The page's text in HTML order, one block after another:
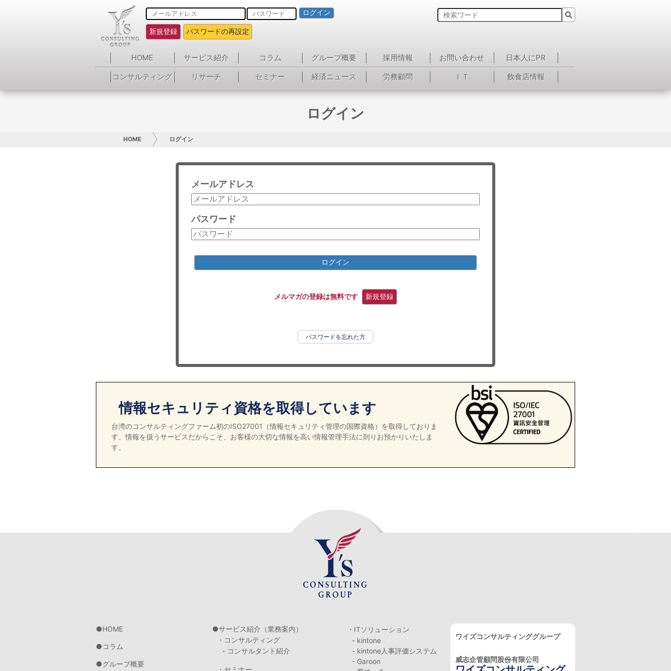
ログイン
新規登録 パスワードの再設定
HOME サービス紹介 コラム グループ概要 採用情報 お問い合わせ
日本人にPR
コンサルティング
リサーチ セミナー 経済ニュース 労務顧問 ＩＴ 飲食店情報
ログイン
HOME ログイン
メールアドレス
パスワード
ログイン
メルマガの登録は無料です 新規登録
パスワードを忘れた方
情報セキュリティ資格を取得しています
台湾のコンサルティングファーム初のISO27001（情報セキュリティ管理の国際資格）を取得しておりま
す。情報を扱うサービスだからこそ、お客様の大切な情報を高い情報管理手法に則りお預かりいたしま
す。
HOME
コラム
グループ概要
サービス紹介（業務案内）
・コンサルティング
- コンサルタント紹介
・セミナー
・ITソリューション
- kintone
- kintone人事評価システム
- Garoon
ワイズコンサルティンググループ
威志企管顧問股份有限公司